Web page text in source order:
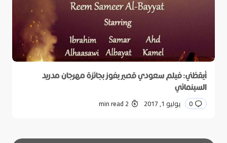
أيقظني: فيلم سعودي قصير يفوز بجائزة مهرجان مدريد
السينمائي
0 يوليو 1, 2017 2 min read